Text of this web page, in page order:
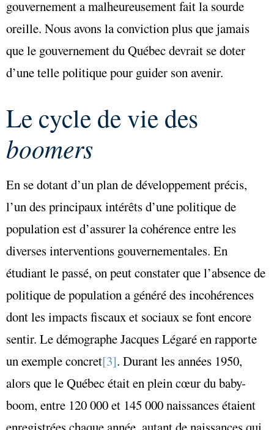
gouvernement a malheureusement fait la sourde
oreille. Nous avons la conviction plus que jamais
que le gouvernement du Québec devrait se doter
d’une telle politique pour guider son avenir.
Le cycle de vie des
boomers
En se dotant d’un plan de développement précis,
l’un des principaux intérêts d’une politique de
population est d’assurer la cohérence entre les
diverses interventions gouvernementales. En
étudiant le passé, on peut constater que l’absence de
politique de population a généré des incohérences
dont les impacts fiscaux et sociaux se font encore
sentir. Le démographe Jacques Légaré en rapporte
un exemple concret[3]. Durant les années 1950,
alors que le Québec était en plein cœur du baby-
boom, entre 120 000 et 145 000 naissances étaient